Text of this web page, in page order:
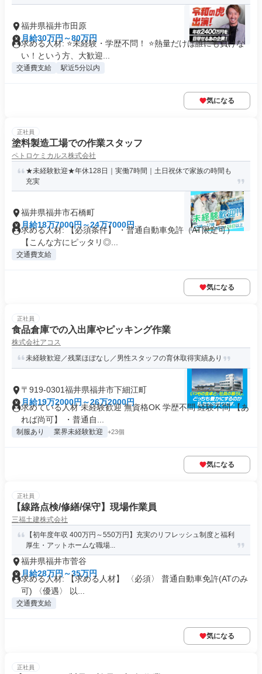
福井県福井市田原
月給30万円～80万円
求める人材: ⭐️未経験・学歴不問！ ⭐️熱量だけは誰にも負けな
い！という方、大歓迎...
交通費支給 駅近5分以内
気になる
正社員
塗料製造工場での作業スタッフ
ペトロケミカルス株式会社
★未経験歓迎★年休128日｜実働7時間｜土日祝休で家族の時間も
充実
福井県福井市石橋町
月給18万7000円～24万7000円
求める人材: 【必須条件】 ・普通自動車免許（AT限定可）
【こんな方にピッタリ◎...
交通費支給
気になる
正社員
食品倉庫での入出庫やピッキング作業
株式会社アコス
未経験歓迎／残業ほぼなし／男性スタッフの育休取得実績あり
〒919-0301福井県福井市下細江町
月給19万2000円～26万2000円
求めている人材 未経験歓迎 無資格OK 学歴不問 経験不問 【あ
れば尚可】 ・普通自...
制服あり 業界未経験歓迎 +23個
気になる
正社員
【線路点検/修繕/保守】現場作業員
三福土建株式会社
【初年度年収 400万円～550万円】充実のリフレッシュ制度と福利
厚生・アットホームな職場...
福井県福井市菅谷
月給28万円～35万円
求める人材: 【求める人材】 〈必須〉 普通自動車免許(ATのみ
可) 〈優遇〉 以...
交通費支給
気になる
正社員